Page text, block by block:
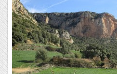
Güeis
Al famós Castell de Loarre es va filmar el
reino de los cielos". Nom que dona titol
tranquila vieta.Nosaltres com som per la...
Les altres vies...